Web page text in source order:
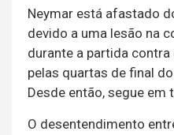
Neymar está afastado
devido a uma lesão na
durante a partida contra
pelas quartas de final
Desde então, segue
O desentendimento